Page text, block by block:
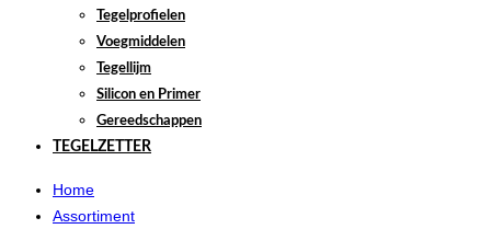
Tegelprofielen
Voegmiddelen
Tegellijm
Silicon en Primer
Gereedschappen
TEGELZETTER
Home
Assortiment